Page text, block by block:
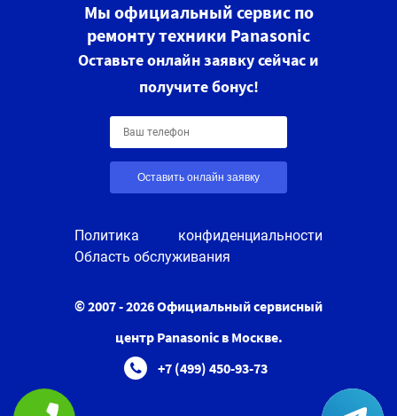
Мы официальный сервис по
ремонту техники Panasonic
Оставьте онлайн заявку сейчас и
получите бонус!
Оставить онлайн заявку
Политика конфиденциальности
Область обслуживания
© 2007 - 2026 Официальный сервисный
центр Panasonic в Москве.
+7 (499) 450-93-73